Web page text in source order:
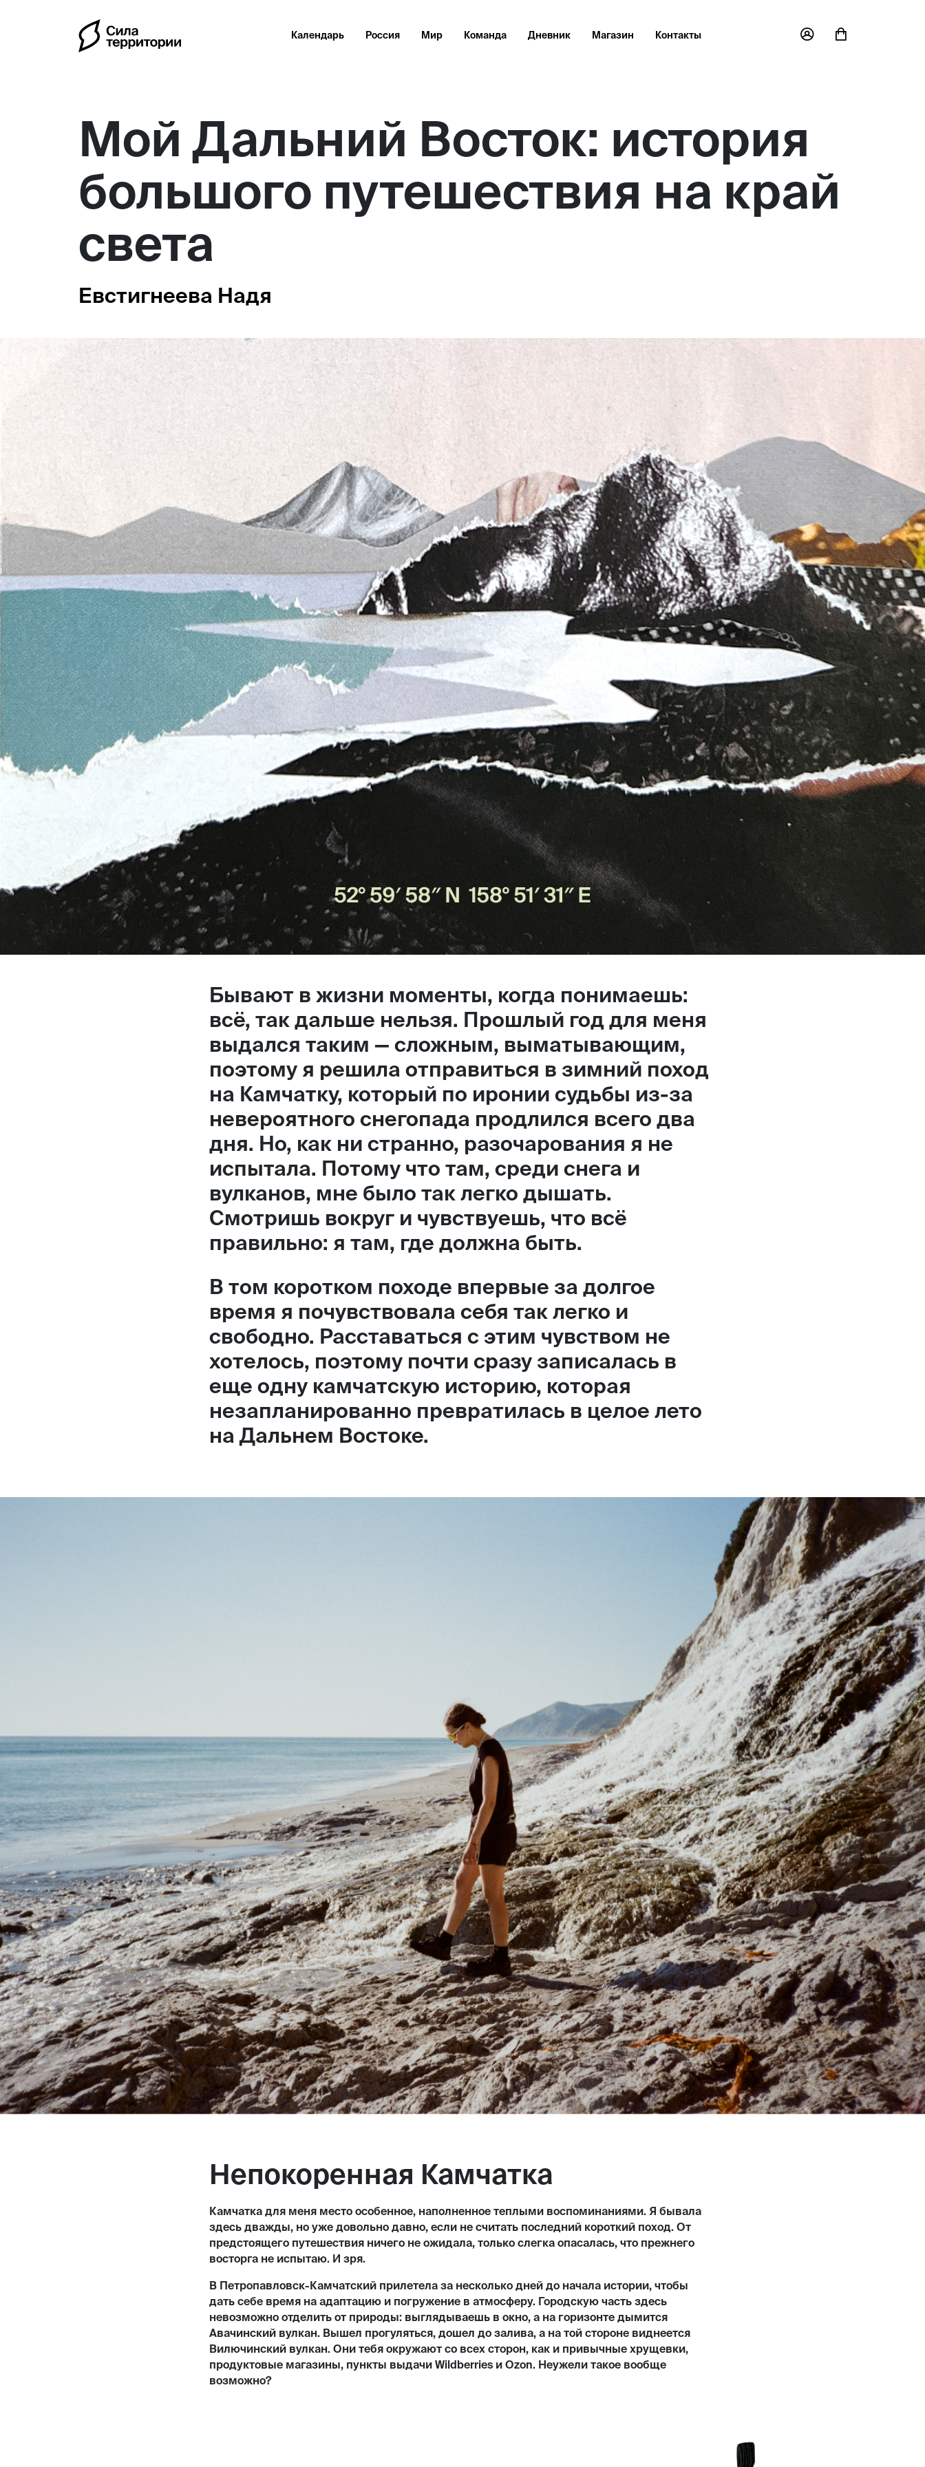
Календарь Россия Мир Команда Дневник Магазин Контакты
Мой Дальний Восток: история
большого путешествия на край
света
Евстигнеева Надя
Бывают в жизни моменты, когда понимаешь:
всё, так дальше нельзя. Прошлый год для меня
выдался таким — сложным, выматывающим,
поэтому я решила отправиться в зимний поход
на Камчатку, который по иронии судьбы из-за
невероятного снегопада продлился всего два
дня. Но, как ни странно, разочарования я не
испытала. Потому что там, среди снега и
вулканов, мне было так легко дышать.
Смотришь вокруг и чувствуешь, что всё
правильно: я там, где должна быть.
В том коротком походе впервые за долгое
время я почувствовала себя так легко и
свободно. Расставаться с этим чувством не
хотелось, поэтому почти сразу записалась в
еще одну камчатскую историю, которая
незапланированно превратилась в целое лето
на Дальнем Востоке.
Непокоренная Камчатка
Камчатка для меня место особенное, наполненное теплыми воспоминаниями. Я бывала
здесь дважды, но уже довольно давно, если не считать последний короткий поход. От
предстоящего путешествия ничего не ожидала, только слегка опасалась, что прежнего
восторга не испытаю. И зря.
В Петропавловск-Камчатский прилетела за несколько дней до начала истории, чтобы
дать себе время на адаптацию и погружение в атмосферу. Городскую часть здесь
невозможно отделить от природы: выглядываешь в окно, а на горизонте дымится
Авачинский вулкан. Вышел прогуляться, дошел до залива, а на той стороне виднеется
Вилючинский вулкан. Они тебя окружают со всех сторон, как и привычные хрущевки,
продуктовые магазины, пункты выдачи Wildberries и Ozon. Неужели такое вообще
возможно?